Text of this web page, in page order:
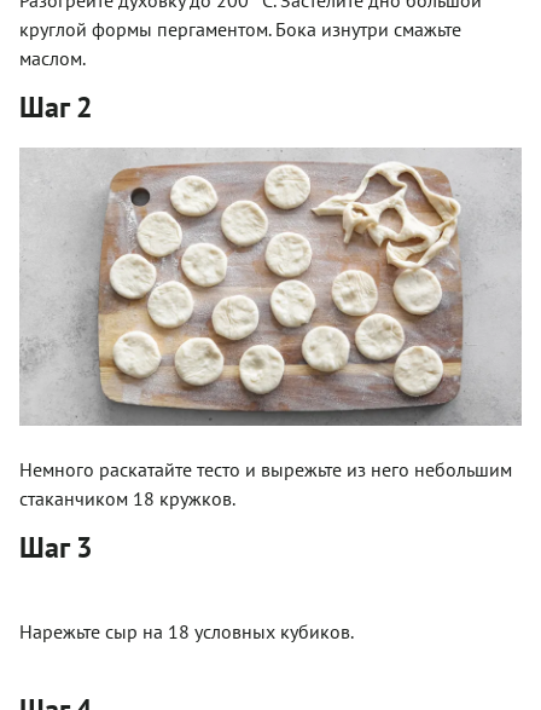
круглой формы пергаментом. Бока изнутри смажьте
маслом.
Шаг 2
Немного раскатайте тесто и вырежьте из него небольшим
стаканчиком 18 кружков.
Шаг 3
Нарежьте сыр на 18 условных кубиков.